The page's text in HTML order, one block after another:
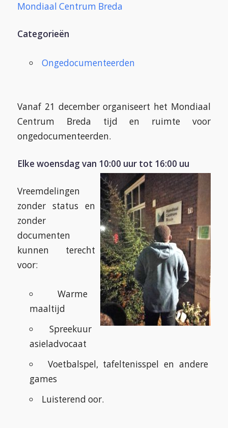
Mondiaal Centrum Breda
Categorieën
Ongedocumenteerden
Vanaf 21 december organiseert het Mondiaal
Centrum Breda tijd en ruimte voor
ongedocumenteerden.
Elke woensdag van 10:00 uur tot 16:00 uu
Vreemdelingen
zonder status en
zonder
documenten
kunnen terecht
voor:
Warme
maaltijd
Spreekuur
asieladvocaat
Voetbalspel, tafeltenisspel en andere
games
Luisterend oor.